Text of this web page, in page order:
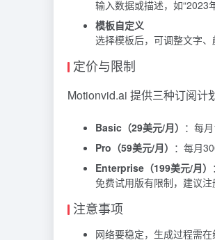
输入数据或描述，如“2023
模板自定义
选择模板后，可调整文字、
定价与限制
Motionvid.ai 提供三种订阅计划
Basic（29美元/月） ：每
Pro（59美元/月） ：每月
Enterprise（199美元/月）
免费试用版有限制，建议注
注意事项
网络要稳定，生成过程需在